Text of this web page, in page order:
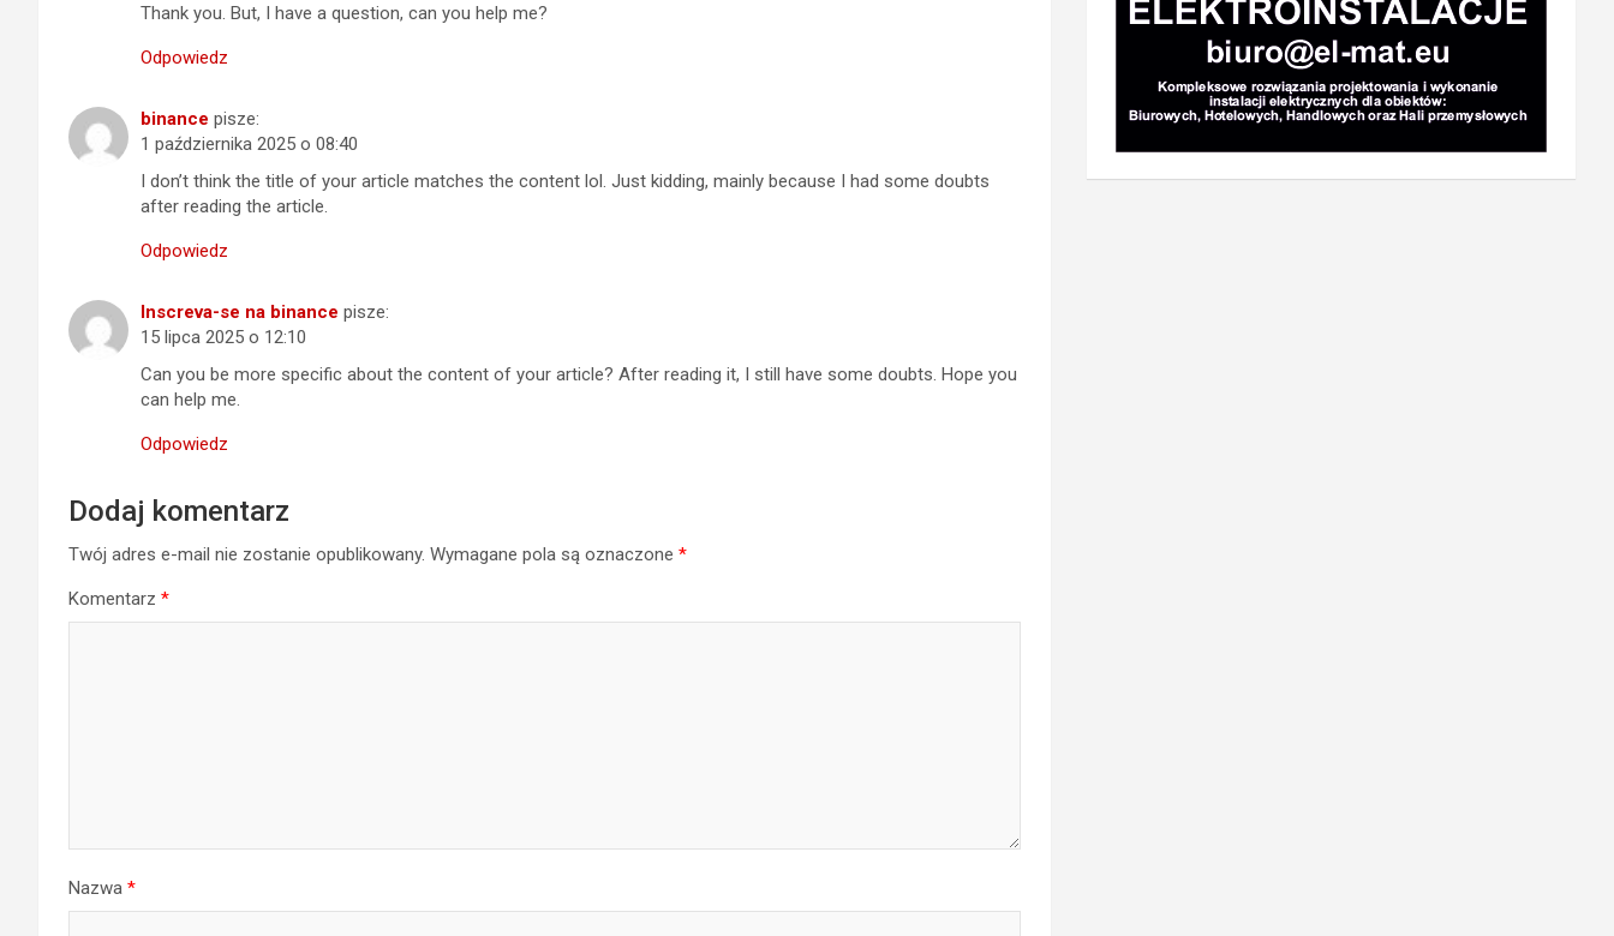
Thank you. But, I have a question, can you help me?
Odpowiedz
binance pisze:
1 października 2025 o 08:40
I don’t think the title of your article matches the content lol. Just kidding, mainly because I had some doubts
after reading the article.
Odpowiedz
Inscreva-se na binance pisze:
15 lipca 2025 o 12:10
Can you be more specific about the content of your article? After reading it, I still have some doubts. Hope you
can help me.
Odpowiedz
Dodaj komentarz
Twój adres e-mail nie zostanie opublikowany. Wymagane pola są oznaczone *
Komentarz *
Nazwa *